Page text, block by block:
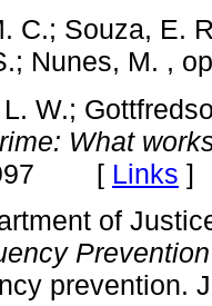
C.; Souza, E.
Nunes, M. ,
W.;
What
[ Links ]
of